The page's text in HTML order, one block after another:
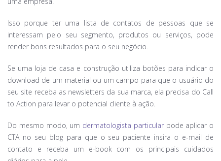
Isso porque ter uma lista de contatos de pessoas que se
interessam pelo seu segmento, produtos ou serviços, pode
render bons resultados para o seu negócio.
Se uma loja de casa e construção utiliza botões para indicar o
download de um material ou um campo para que o usuário do
seu site receba as newsletters da sua marca, ela precisa do Call
to Action para levar o potencial cliente à ação.
Do mesmo modo, um dermatologista particularpode aplicar o
CTA no seu blog para que o seu paciente insira o e-mail de
contato e receba um e-book com os principais cuidados